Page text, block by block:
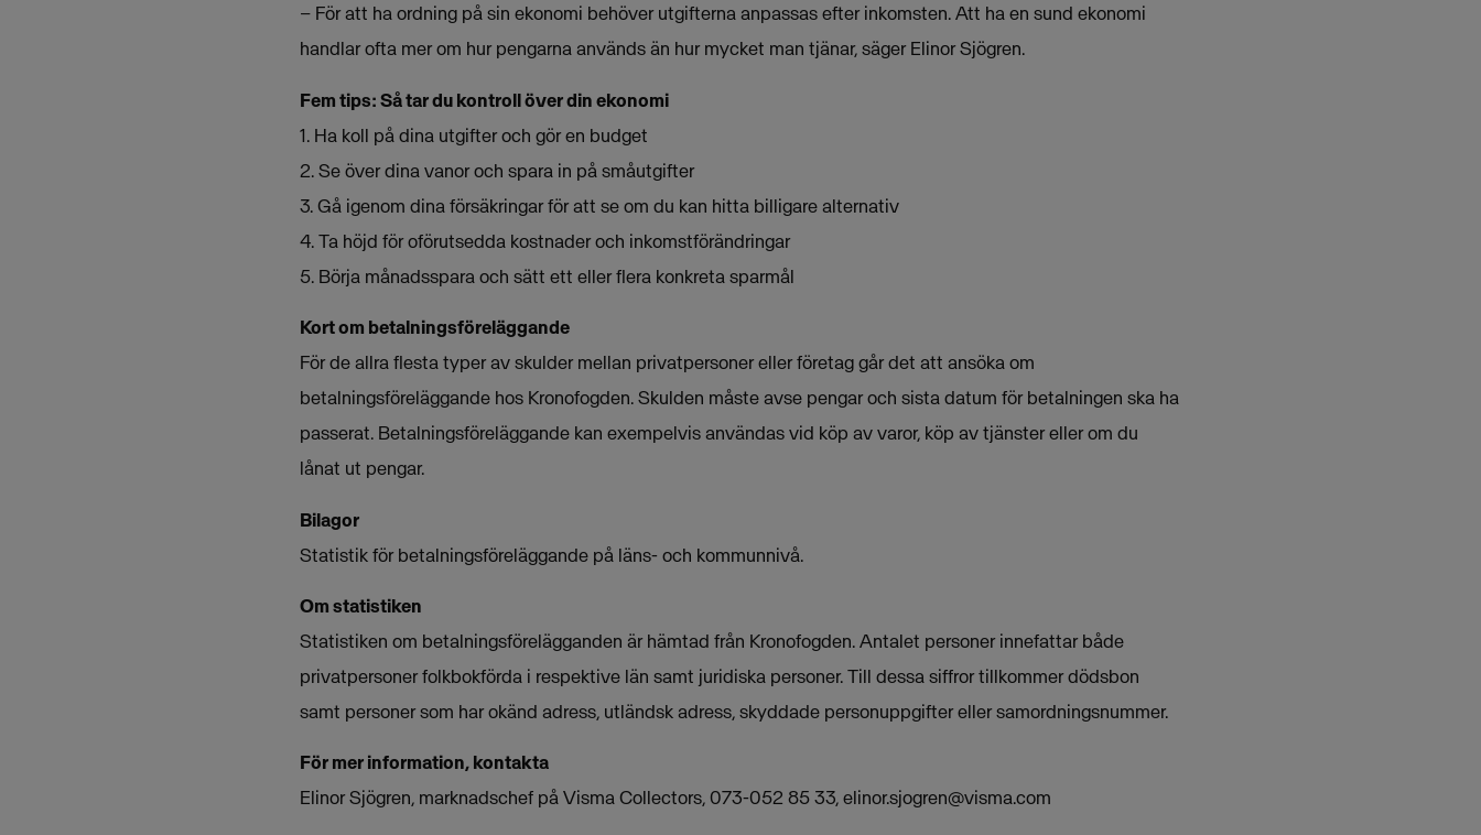
– För att ha ordning på sin ekonomi behöver utgifterna anpassas efter inkomsten. Att ha en sund ekonomi
handlar ofta mer om hur pengarna används än hur mycket man tjänar, säger Elinor Sjögren.
Fem tips: Så tar du kontroll över din ekonomi
1. Ha koll på dina utgifter och gör en budget
2. Se över dina vanor och spara in på småutgifter
3. Gå igenom dina försäkringar för att se om du kan hitta billigare alternativ
4. Ta höjd för oförutsedda kostnader och inkomstförändringar
5. Börja månadsspara och sätt ett eller flera konkreta sparmål
Kort om betalningsföreläggande
För de allra flesta typer av skulder mellan privatpersoner eller företag går det att ansöka om
betalningsföreläggande hos Kronofogden. Skulden måste avse pengar och sista datum för betalningen ska ha
passerat. Betalningsföreläggande kan exempelvis användas vid köp av varor, köp av tjänster eller om du
lånat ut pengar.
Bilagor
Statistik för betalningsföreläggande på läns- och kommunnivå.
Om statistiken
Statistiken om betalningsförelägganden är hämtad från Kronofogden. Antalet personer innefattar både
privatpersoner folkbokförda i respektive län samt juridiska personer. Till dessa siffror tillkommer dödsbon
samt personer som har okänd adress, utländsk adress, skyddade personuppgifter eller samordningsnummer.
För mer information, kontakta
Elinor Sjögren, marknadschef på Visma Collectors, 073-052 85 33,elinor.sjogren@visma.com